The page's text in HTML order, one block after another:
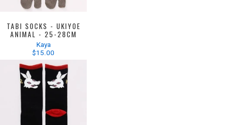
TABI SOCKS - UKIYOE
ANIMAL - 25-28CM
Kaya
$15.00